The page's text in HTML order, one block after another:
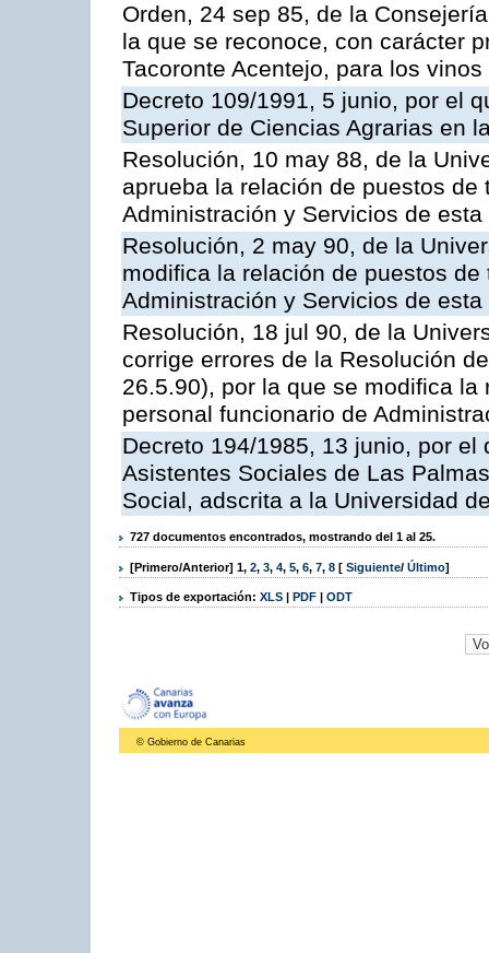
Orden, 24 sep 85, de la
la que se reconoce, con carácter
Tacoronte Acentejo, para los
Decreto 109/1991, 5 junio, por el
Superior de Ciencias Agrarias en
Resolución, 10 may 88, de la
aprueba la relación de puestos
Administración y Servicios de
Resolución, 2 may 90, de la
modifica la relación de puestos
Administración y Servicios de
Resolución, 18 jul 90, de la
corrige errores de la Resolución
26.5.90), por la que se modifica
personal funcionario de
Decreto 194/1985, 13 junio, por
Asistentes Sociales de Las
Social, adscrita a la Universidad
727 documentos encontrados, mostrando del 1 al 25.
[Primero/Anterior] 1, 2, 3, 4, 5, 6, 7, 8 [ Siguiente/ Último]
Tipos de exportación: XLS | PDF | ODT
© Gobierno de Canarias